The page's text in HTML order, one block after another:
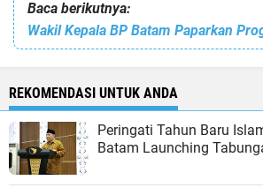
Baca berikutnya:
REKOMENDASI UNTUK ANDA
Peringati Tahun Baru
Batam Launching